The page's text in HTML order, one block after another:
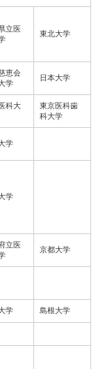
立医
東北大学
恵会
学
日本大学
科大
東京医科歯
科大学
学
学
立医
京都大学
学 島根大学